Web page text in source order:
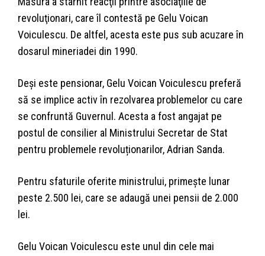
revoluţionari, care îl contestă pe Gelu Voican
Voiculescu. De altfel, acesta este pus sub acuzare în
dosarul mineriadei din 1990.
Deşi este pensionar, Gelu Voican Voiculescu preferă
să se implice activ în rezolvarea problemelor cu care
se confruntă Guvernul. Acesta a fost angajat pe
postul de consilier al Ministrului Secretar de Stat
pentru problemele revoluționarilor, Adrian Sanda.
Pentru sfaturile oferite ministrului, primeşte lunar
peste 2.500 lei, care se adaugă unei pensii de 2.000
lei.
Gelu Voican Voiculescu este unul din cele mai